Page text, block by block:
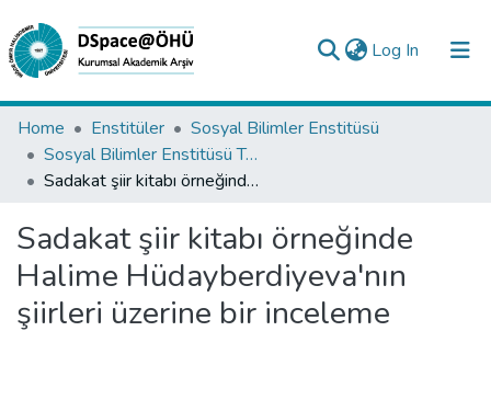
Log In (current)
Collections
All of DSpace
Analyze
Request/Question
Home Enstitüler
Sosyal Bilimler Enstitüsü
Sosyal Bilimler Enstitüsü Tez Koleksiyonu
Sadakat şiir kitabı örneğinde Halime Hüdayberdiyeva'nın şiirleri üzerine bir inceleme
Sadakat şiir kitabı örneğinde
Halime Hüdayberdiyeva'nın
şiirleri üzerine bir inceleme